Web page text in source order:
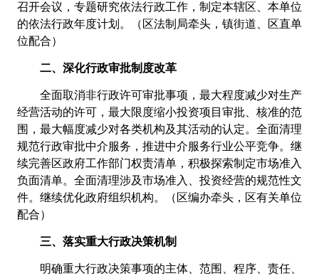
召开会议，专题研究依法行政工作，制定本辖区、本单位
的依法行政年度计划。（区法制局牵头， 镇街道、区直单
位配合）
二、深化行政审批制度改革
全面取消非行政许可审批事项，最大程度减少对生产
经营活动的许可，最大限度缩小投资项目审批、核准的范
围，最大幅度减少对各类机构及其活动的认定。全面清理
规范行政审批中介服务，推进中介服务行业公平竞争。继
续完善区政府工作部门权责清单，积极探索制定市场准入
负面清单。全面清理涉及市场准入、投资经营的规范性文
件。继续优化政府组织机构。（区编办牵头，区有关单位
配合）
三、落实重大行政决策机制
明确重大行政决策事项的主体、范围、程序、责任、